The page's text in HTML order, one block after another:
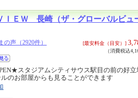
ＥＷ 長崎（ザ・グローバルビュ
の声（2920件） [最安料金（目安）]
（消費税込
スタジアムシティサウス駅目の前の好
のお部屋からも見ることができます